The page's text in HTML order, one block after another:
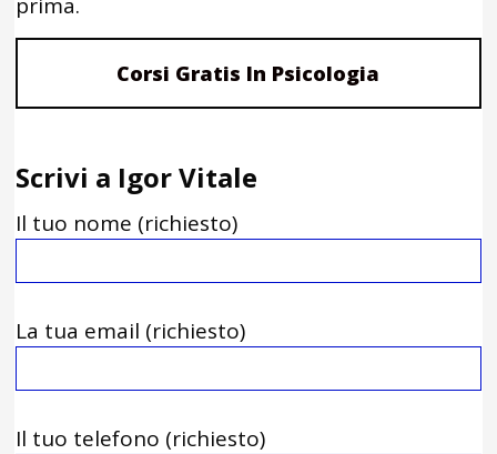
Corsi Gratis In Psicologia
Scrivi a Igor Vitale
Il tuo nome (richiesto)
La tua email (richiesto)
Il tuo telefono (richiesto)